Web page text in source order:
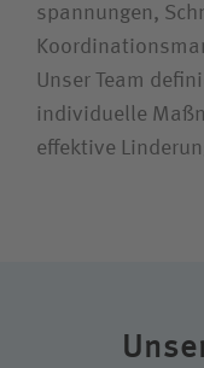
spannungen,
Unser Team
individuelle
effektive